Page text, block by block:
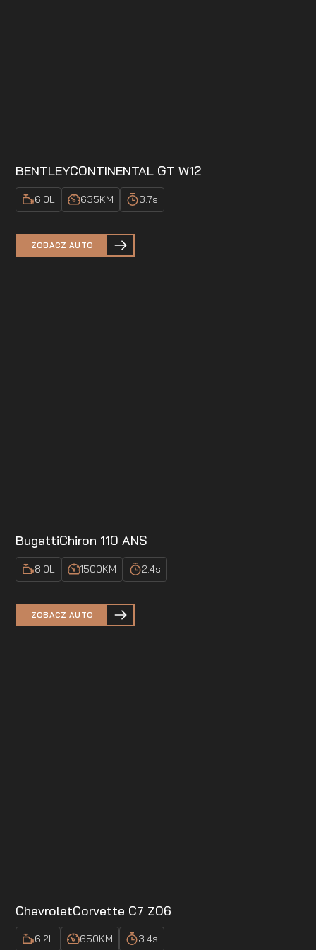
BENTLEYCONTINENTAL GT W12
6.0L 635KM 3.7s
ZOBACZ AUTO
BugattiChiron 110 ANS
8.0L 1500KM 2.4s
ZOBACZ AUTO
ChevroletCorvette C7 Z06
6.2L 650KM 3.4s